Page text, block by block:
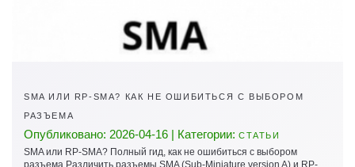
SMA ИЛИ RP-SMA? КАК НЕ ОШИБИТЬСЯ С ВЫБОРОМ
РАЗЪЕМА
Опубликовано: 2026-04-16 | Категории: СТАТЬИ
SMA или RP-SMA? Полный гид, как не ошибиться с выбором
разъема Различить разъемы SMA (Sub-Miniature version A) и RP-